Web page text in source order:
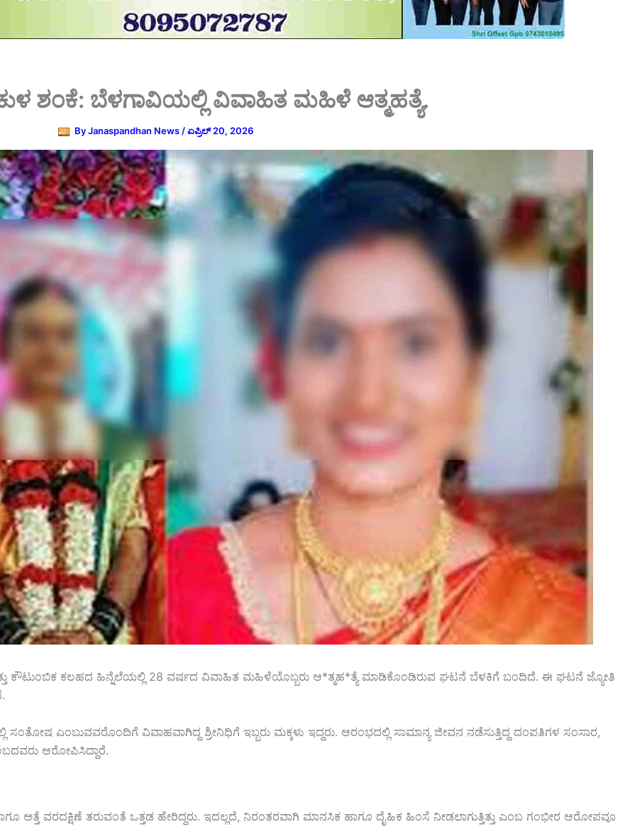
ಶಂಕೆ: ಬೆಳಗಾವಿಯಲ್ಲಿ ವಿವಾಹಿತ ಮಹಿಳೆ ಆತ್ಮಹತ್ಯೆ.
ByJanaspandhan News/ಏಪ್ರಿಲ್ 20, 2026
ಕೌಟುಂಬಿಕ ಕಲಹದ ಹಿನ್ನೆಲೆಯಲ್ಲಿ 28 ವರ್ಷದ ವಿವಾಹಿತ ಮಹಿಳೆಯೊಬ್ಬರು ಆ*ತ್ಮಹ*ತ್ಯೆ ಮಾಡಿಕೊಂಡಿರುವ ಘಟನೆ ಬೆಳಕಿಗೆ ಬಂದಿದೆ. ಈ ಘಟನೆ ಜ್ಯೋತಿ
ಸಂತೋಷ ಎಂಬುವವರೊಂದಿಗೆ ವಿವಾಹವಾಗಿದ್ದ ಶ್ರೀನಿಧಿಗೆ ಇಬ್ಬರು ಮಕ್ಕಳು ಇದ್ದರು. ಆರಂಭದಲ್ಲಿ ಸಾಮಾನ್ಯ ಜೀವನ ನಡೆಸುತ್ತಿದ್ದ ದಂಪತಿಗಳ ಸಂಸಾರ,
ಆರೋಪಿಸಿದ್ದಾರೆ.
ವರದಕ್ಷಿಣೆ ತರುವಂತೆ ಒತ್ತಡ ಹೇರಿದ್ದರು. ಇದಲ್ಲದೆ, ನಿರಂತರವಾಗಿ ಮಾನಸಿಕ ಹಾಗೂ ದೈಹಿಕ ಹಿಂಸೆ ನೀಡಲಾಗುತ್ತಿತ್ತು ಎಂಬ ಗಂಭೀರ ಆರೋಪವೂ